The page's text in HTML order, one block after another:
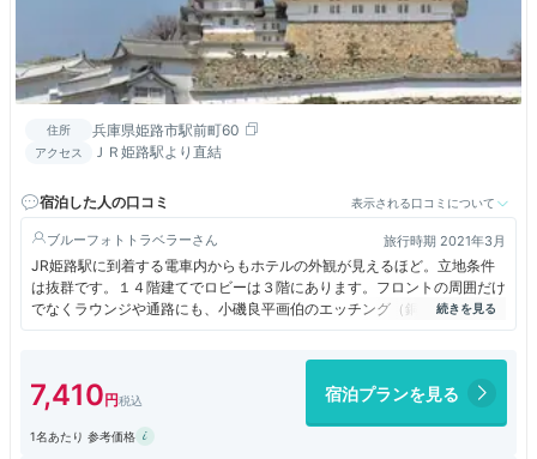
住所 兵庫県姫路市駅前町60
アクセス ＪＲ姫路駅より直結
宿泊した人の口コミ 表示される口コミについて
ブルーフォトトラベラー 旅行時期 2021年3月
JR姫路駅に到着する電車内からもホテルの外観が見えるほど。立地条件
は抜群です。１４階建てでロビーは３階にあります。フロントの周囲だけ
でなくラウンジや通路にも、小磯良平画伯のエッチング（銅板画）の作品
がいっぱい展示されているのには驚きました。しかもすべてがオリジナ
ンクサービス（コーヒーと紅茶）もあります。４階にサウナ付きの大浴
場、湯舟の壁には姫路城歴代城主の家紋があって気品がある。浴室内は
BGMが流れて心地よい。特別キャンペーン中の朝食は最上階の眺めの良
7,410 宿泊プランを見る
1名あたり 参考価格